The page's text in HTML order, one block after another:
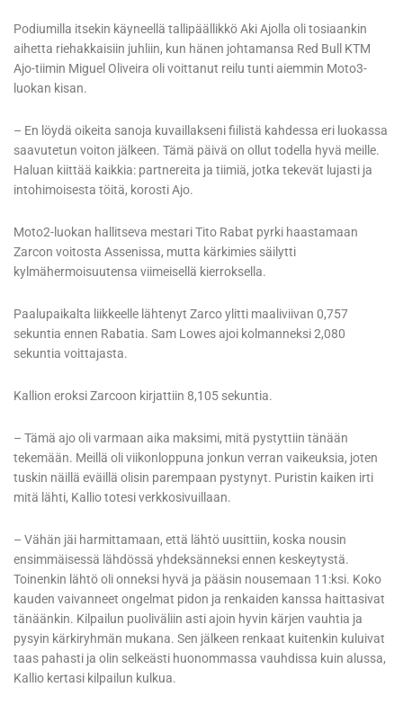
Podiumilla itsekin käyneellä tallipäällikkö Aki Ajolla oli tosiaankin
aihetta riehakkaisiin juhliin, kun hänen johtamansa Red Bull KTM
Ajo-tiimin Miguel Oliveira oli voittanut reilu tunti aiemmin Moto3-
luokan kisan.
– En löydä oikeita sanoja kuvaillakseni fiilistä kahdessa eri luokassa
saavutetun voiton jälkeen. Tämä päivä on ollut todella hyvä meille.
Haluan kiittää kaikkia: partnereita ja tiimiä, jotka tekevät lujasti ja
intohimoisesta töitä, korosti Ajo.
Moto2-luokan hallitseva mestari Tito Rabat pyrki haastamaan
Zarcon voitosta Assenissa, mutta kärkimies säilytti
kylmähermoisuutensa viimeisellä kierroksella.
Paalupaikalta liikkeelle lähtenyt Zarco ylitti maaliviivan 0,757
sekuntia ennen Rabatia. Sam Lowes ajoi kolmanneksi 2,080
sekuntia voittajasta.
Kallion eroksi Zarcoon kirjattiin 8,105 sekuntia.
– Tämä ajo oli varmaan aika maksimi, mitä pystyttiin tänään
tekemään. Meillä oli viikonloppuna jonkun verran vaikeuksia, joten
tuskin näillä eväillä olisin parempaan pystynyt. Puristin kaiken irti
mitä lähti, Kallio totesi verkkosivuillaan.
– Vähän jäi harmittamaan, että lähtö uusittiin, koska nousin
ensimmäisessä lähdössä yhdeksänneksi ennen keskeytystä.
Toinenkin lähtö oli onneksi hyvä ja pääsin nousemaan 11:ksi. Koko
kauden vaivanneet ongelmat pidon ja renkaiden kanssa haittasivat
tänäänkin. Kilpailun puoliväliin asti ajoin hyvin kärjen vauhtia ja
pysyin kärkiryhmän mukana. Sen jälkeen renkaat kuitenkin kuluivat
taas pahasti ja olin selkeästi huonommassa vauhdissa kuin alussa,
Kallio kertasi kilpailun kulkua.